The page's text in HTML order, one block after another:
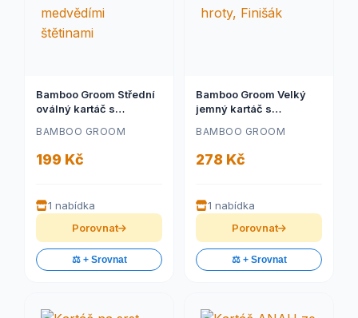
Bamboo Groom Střední
oválný kartáč s
štětinami
BAMBOO GROOM
199 Kč
1 nabídka
Porovnat
⚖️ + Srovnat
Bamboo Groom Velký
jemný kartáč s
Finišák
BAMBOO GROOM
278 Kč
1 nabídka
Porovnat
⚖️ + Srovnat